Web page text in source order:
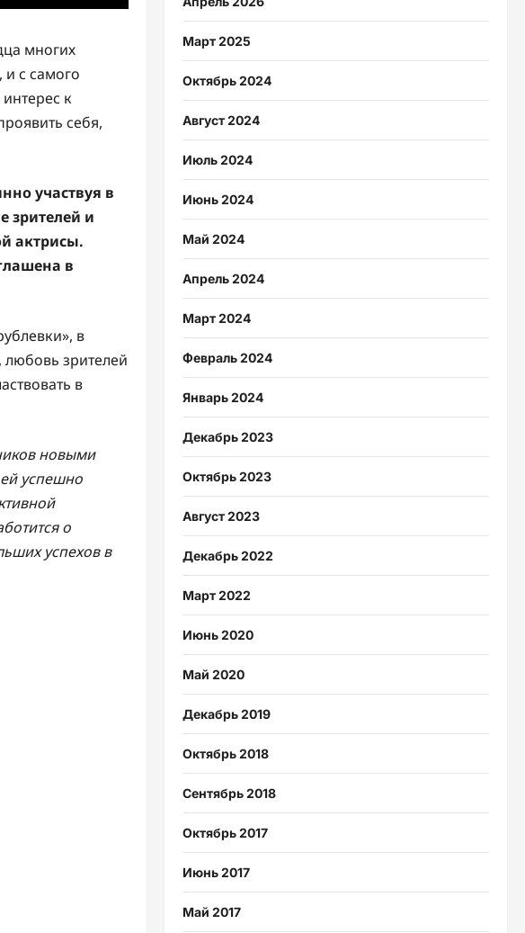
многих
с самого
к
себя,
участвуя в
зрителей и
актрисы.
в
в
любовь зрителей
в
новыми
успешно
о
успехов в
Март 2025
Октябрь 2024
Август 2024
Июль 2024
Июнь 2024
Май 2024
Апрель 2024
Март 2024
Февраль 2024
Январь 2024
Декабрь 2023
Октябрь 2023
Август 2023
Декабрь 2022
Март 2022
Июнь 2020
Май 2020
Декабрь 2019
Октябрь 2018
Сентябрь 2018
Октябрь 2017
Июнь 2017
Май 2017